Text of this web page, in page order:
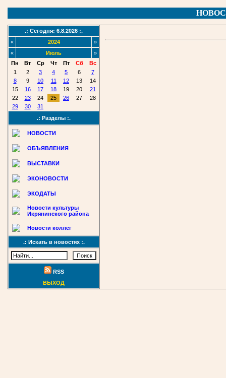
.: Сегодня: 6.8.2026 :.
«
2024
»
«
Июль
»
Пн
Вт Ср Чт Пт Сб
Вс
1
2 3 4 5 6
7
8
9 10 11 12 13
14
15
16 17 18 19 20
21
22
23 24 25 26 27
28
29
30
31
.: Разделы :.
НОВОСТИ
ОБЪЯВЛЕНИЯ
ВЫСТАВКИ
ЭКОНОВОСТИ
ЭКОДАТЫ
Новости культуры
Икрянинского района
Новости коллег
.: Искать в новостях :.
RSS
ВЫХОД